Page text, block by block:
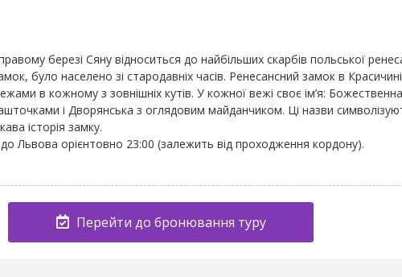
березі Сяну відноситься до найбільших скарбів польської
було населено зі стародавніх часів. Ренесансний замок в
в кожному з зовнішніх кутів. У кожної вежі своє ім’я:
і Дворянська з оглядовим майданчиком. Ці назви
історія замку.
Львова орієнтовно 23:00 (залежить від проходження кордону).
Перейти до бронювання туру